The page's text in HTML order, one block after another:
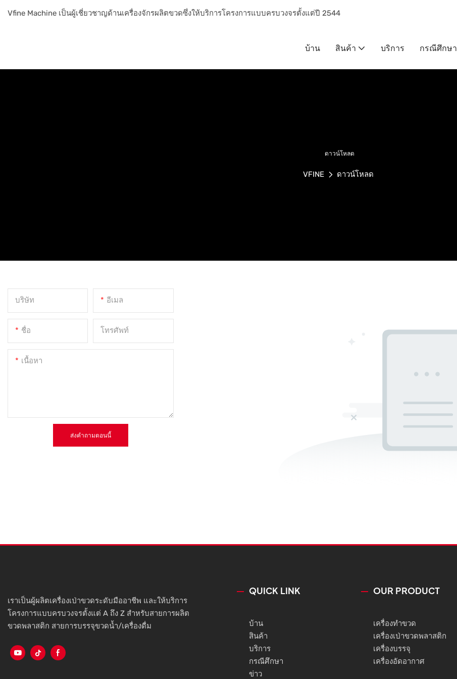
Vfine Machine เป็นผู้เชี่ยวชาญด้านเครื่องจักรผลิตขวดซึ่งให้บริการโครงการแบบครบวงจรตั้งแต่ปี 2544
บ้าน สินค้า บริการ กรณีศึกษา
ดาวน์โหลด
VFINE ดาวน์โหลด
บริษัท อีเมล
ชื่อ โทรศัพท์
เนื้อหา
ส่งคำถามตอนนี้
เราเป็นผู้ผลิตเครื่องเป่าขวดระดับมืออาชีพ และให้บริการ
โครงการแบบครบวงจรตั้งแต่ A ถึง Z สำหรับสายการผลิต
ขวดพลาสติก สายการบรรจุขวดน้ำ/เครื่องดื่ม
QUICK LINK
บ้าน
สินค้า
บริการ
กรณีศึกษา
ข่าว
OUR PRODUCT
เครื่องทำขวด
เครื่องเป่าขวดพลาสติก
เครื่องบรรจุ
เครื่องอัดอากาศ